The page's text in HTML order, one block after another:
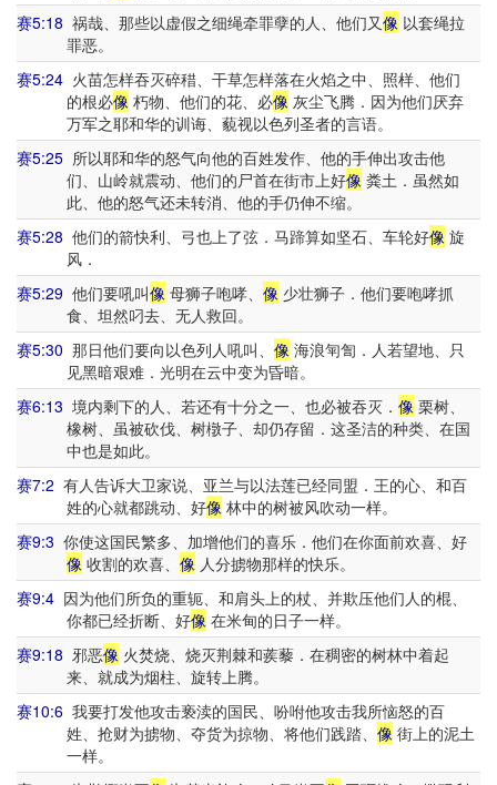
赛5:18 祸哉、那些以虚假之细绳牵罪孽的人、他们又像 以套绳拉
罪恶。
赛5:24 火苗怎样吞灭碎稓、干草怎样落在火焰之中、照样、他们
的根必像朽物、他们的花、必像灰尘飞腾．因为他们厌弃
万军之耶和华的训诲、藐视以色列圣者的言语。
赛5:25 所以耶和华的怒气向他的百姓发作、他的手伸出攻击他
们、山岭就震动、他们的尸首在街市上好像粪土．虽然如
此、他的怒气还未转消、他的手仍伸不缩。
赛5:28 他们的箭快利、弓也上了弦．马蹄算如坚石、车轮好像 旋
风．
赛5:29 他们要吼叫像 母狮子咆哮、 像 少壮狮子．他们要咆哮抓
食、坦然叼去、无人救回。
赛5:30 那日他们要向以色列人吼叫、 像 海浪匉訇．人若望地、只
见黑暗艰难．光明在云中变为昏暗。
赛6:13 境内剩下的人、若还有十分之一、也必被吞灭． 像 栗树、
橡树、虽被砍伐、树橔子、却仍存留．这圣洁的种类、在国
中也是如此。
赛7:2 有人告诉大卫家说、亚兰与以法莲已经同盟．王的心、和百
姓的心就都跳动、好像林中的树被风吹动一样。
赛9:3 你使这国民繁多、加增他们的喜乐．他们在你面前欢喜、好
像收割的欢喜、 像人分掳物那样的快乐。
赛9:4 因为他们所负的重轭、和肩头上的杖、并欺压他们人的棍、
你都已经折断、好像在米甸的日子一样。
赛9:18 邪恶像 火焚烧、烧灭荆棘和蒺藜．在稠密的树林中着起
来、就成为烟柱、旋转上腾。
赛10:6 我要打发他攻击亵渎的国民、吩咐他攻击我所恼怒的百
姓、抢财为掳物、夺货为掠物、将他们践踏、 像街上的泥土
一样。